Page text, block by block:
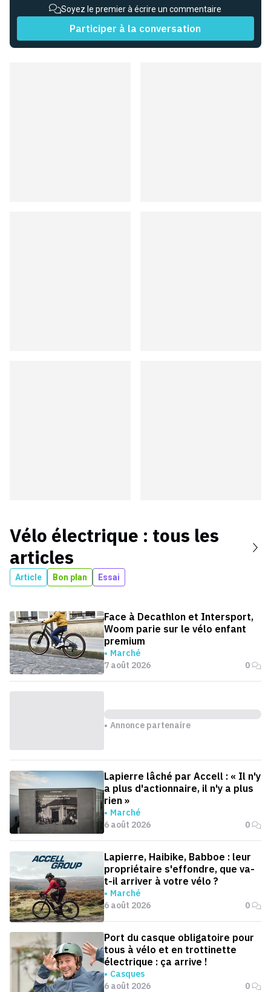
Soyez le premier à écrire un commentaire
Participer à la conversation
Vélo électrique : tous les
articles
Article Bon plan Essai
Face à Decathlon et Intersport,
Woom parie sur le vélo enfant
premium
Marché
7 août 2026
0
Annonce partenaire
Lapierre lâché par Accell : « Il n'y
a plus d'actionnaire, il n'y a plus
rien »
Marché
6 août 2026
0
Lapierre, Haibike, Babboe : leur
propriétaire s'effondre, que va-
t-il arriver à votre vélo ?
Marché
6 août 2026
0
Port du casque obligatoire pour
tous à vélo et en trottinette
électrique : ça arrive !
Casques
6 août 2026
0